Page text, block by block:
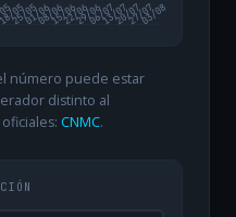
05
25/0501/0608/0615/0622/0629/0606/0713/0720/0727/07
03/08
número puede estar
distinto al
CNMC.